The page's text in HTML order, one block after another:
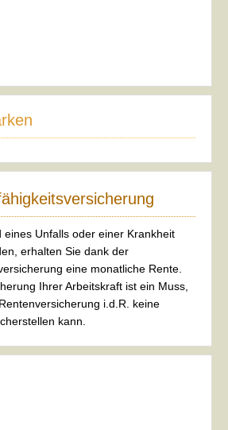
eines Unfalls oder einer Krankheit
erhalten Sie dank der
eine monatliche Rente.
Ihrer Arbeitskraft ist ein Muss,
i.d.R. keine
kann.